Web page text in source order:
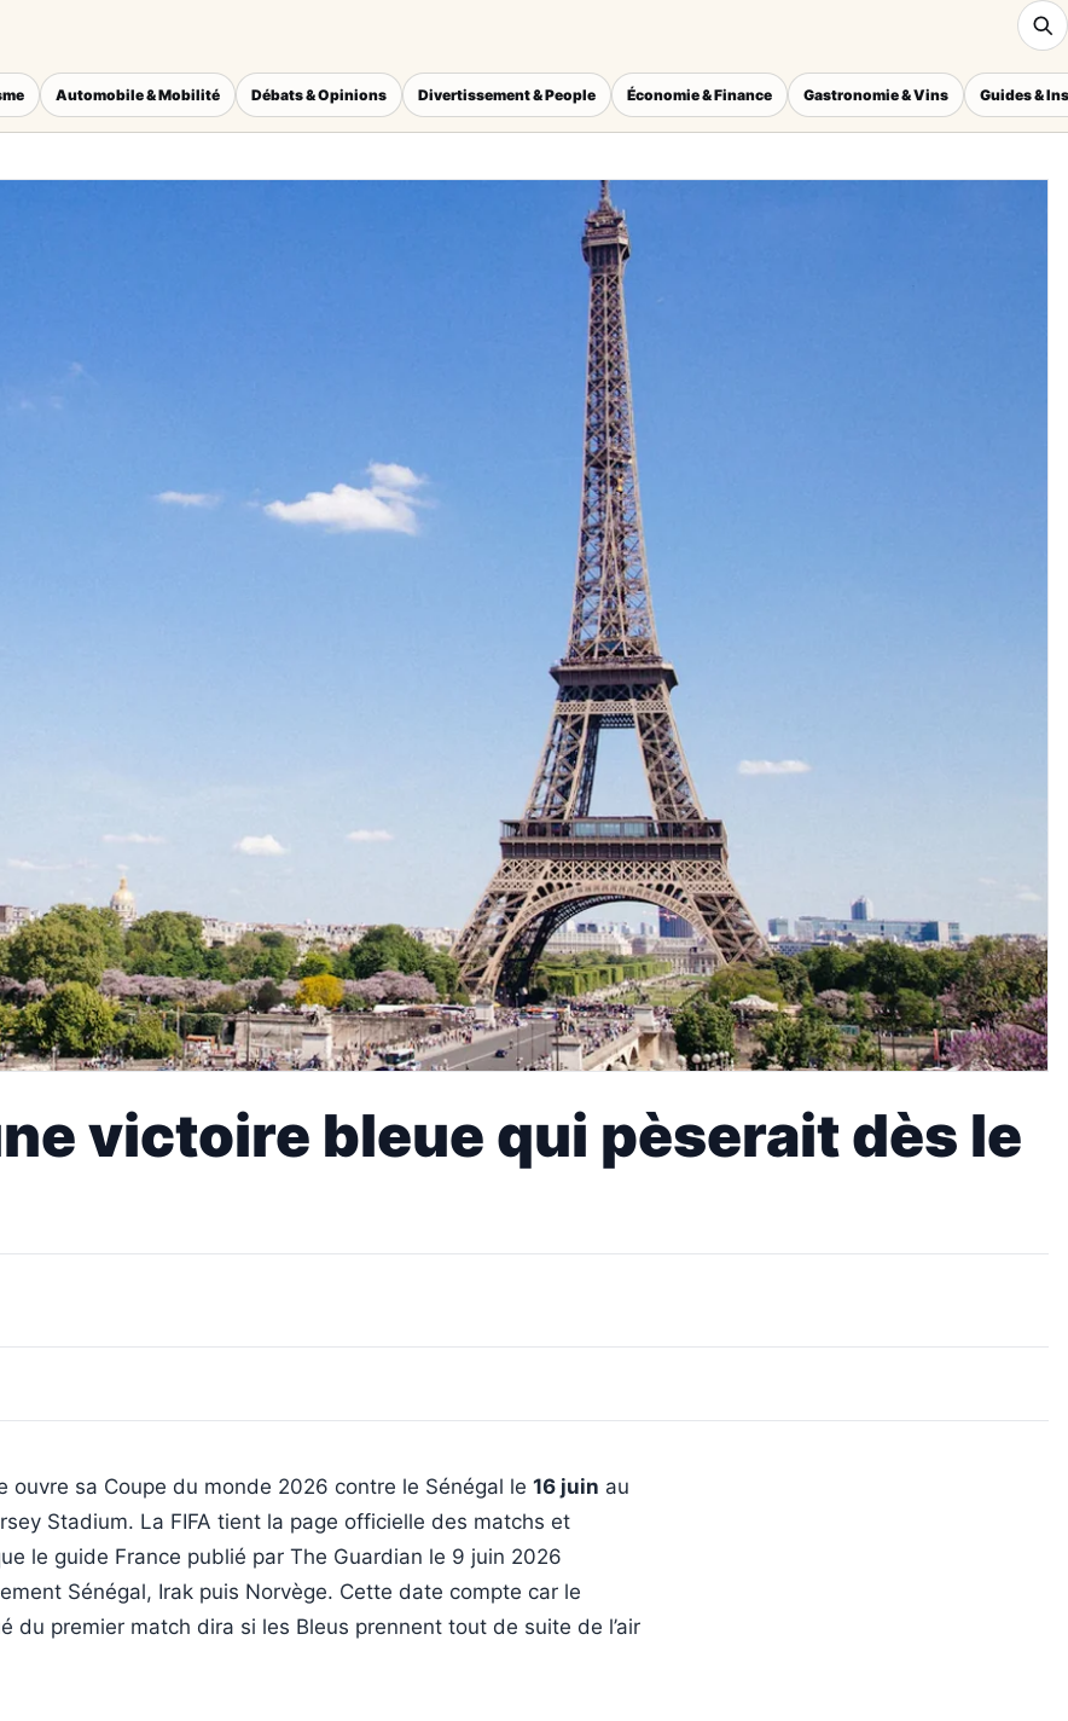
Automobile & Mobilité Débats & Opinions Divertissement & People Économie & Finance Gastronomie & Vins Guides &
victoire bleue qui pèserait dès le
ouvre sa Coupe du monde 2026 contre le Sénégal le 16 juin au
Stadium. La FIFA tient la page officielle des matchs et
le guide France publié par The Guardian le 9 juin 2026
Sénégal, Irak puis Norvège. Cette date compte car le
du premier match dira si les Bleus prennent tout de suite de l’air